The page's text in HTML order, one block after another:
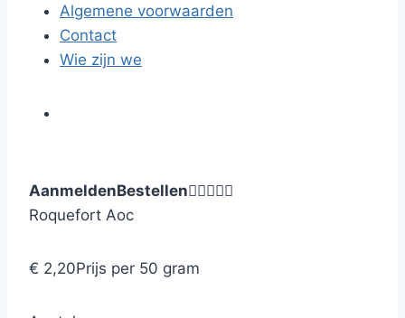
Algemene voorwaarden
Contact
Wie zijn we
AanmeldenBestellen
Roquefort Aoc
€ 2,20Prijs per 50 gram